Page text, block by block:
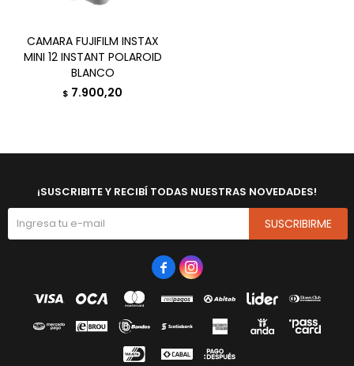
CAMARA FUJIFILM INSTAX
MINI 12 INSTANT POLAROID
BLANCO
$ 7.900,20
¡SUSCRIBITE Y RECIBÍ TODAS NUESTRAS NOVEDADES!
SUSCRIBIRME
 